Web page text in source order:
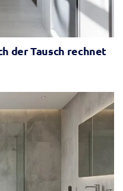
der Tausch rechnet